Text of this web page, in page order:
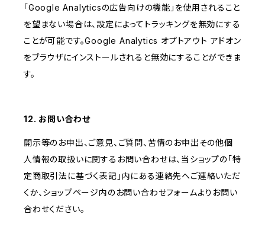
「Google Analyticsの広告向けの機能」を使用されること
を望まない場合は、設定によってトラッキングを無効にする
ことが可能です。Google Analytics オプトアウト アドオン
をブラウザにインストールされると無効にすることができま
す。
12. お問い合わせ
開示等のお申出、ご意見、ご質問、苦情のお申出その他個
人情報の取扱いに関するお問い合わせは、当ショップの「特
定商取引法に基づく表記」内にある連絡先へご連絡いただ
くか、ショップページ内のお問い合わせフォームよりお問い
合わせください。